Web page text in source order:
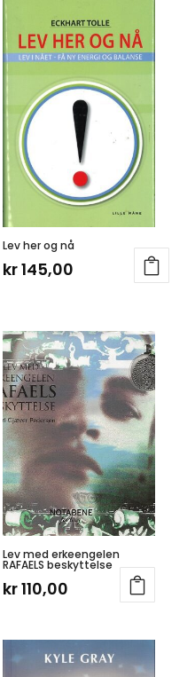
Lev her og nå
kr145,00
Lev med erkeengelen
RAFAELS beskyttelse
kr110,00